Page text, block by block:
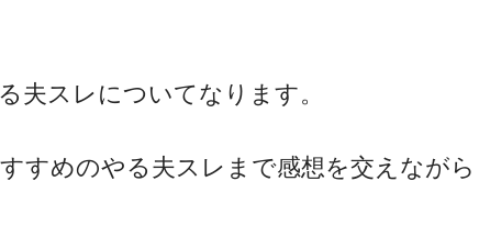
夫スレについてなります。
すめのやる夫スレまで感想を交えながら